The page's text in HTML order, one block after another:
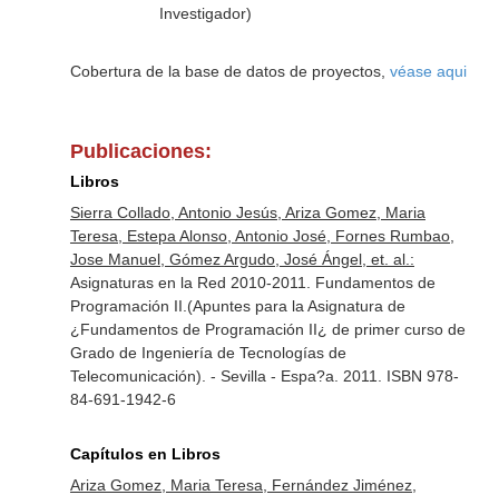
Investigador)
Cobertura de la base de datos de proyectos, véase aqui
Publicaciones:
Libros
Sierra Collado, Antonio Jesús, Ariza Gomez, Maria
Teresa, Estepa Alonso, Antonio José, Fornes Rumbao,
Jose Manuel, Gómez Argudo, José Ángel, et. al.:
Asignaturas en la Red 2010-2011. Fundamentos de
Programación II.(Apuntes para la Asignatura de
¿Fundamentos de Programación II¿ de primer curso de
Grado de Ingeniería de Tecnologías de
Telecomunicación). - Sevilla - Espa?a. 2011. ISBN 978-
84-691-1942-6
Capítulos en Libros
Ariza Gomez, Maria Teresa, Fernández Jiménez,